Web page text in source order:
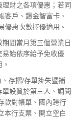
財之各項優惠；若同
客戶、鑽金智富卡、
優惠次數擇優適用。
間當月第三個營業日
始依序給予免收優
存摺/存單掛失暨補
設質於第三人、調閱
款對帳單、國內跨行
本行支票、開立空白